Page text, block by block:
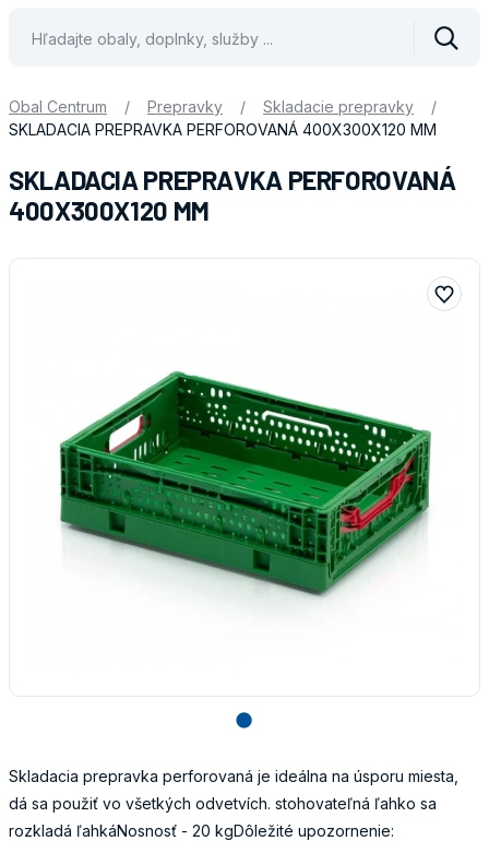
Obal Centrum / Prepravky / Skladacie prepravky
/
SKLADACIA PREPRAVKA PERFOROVANÁ 400X300X120 MM
SKLADACIA PREPRAVKA PERFOROVANÁ
400X300X120 MM
lens
Skladacia prepravka perforovaná je ideálna na úsporu miesta,
dá sa použiť vo všetkých odvetvích. stohovateľná ľahko sa
rozkladá ľahkáNosnosť - 20 kgDôležité upozornenie: